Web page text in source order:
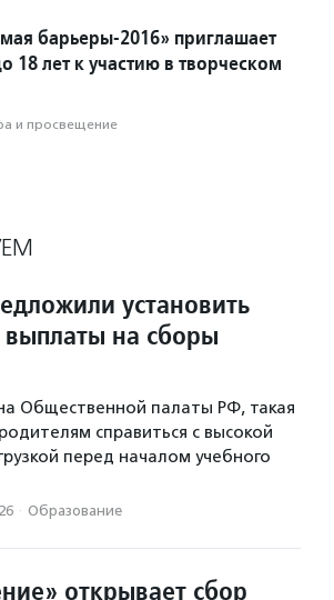
барьеры-2016» приглашает
18 лет к участию в творческом
и просвещение
установить
на сборы
Общественной палаты РФ, такая
справиться с высокой
перед началом учебного
· Образование
открывает сбор